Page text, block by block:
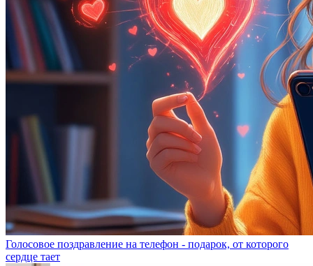
Голосовое поздравление на телефон - подарок, от которого
сердце тает